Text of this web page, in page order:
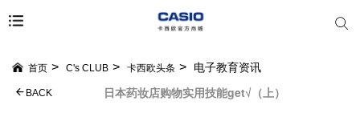
首页 C's CLUB 卡西欧头条 电子教育资讯
日本药妆店购物实用技能get√（上）
BACK